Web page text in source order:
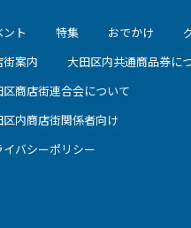
ント 特集 おでかけ
街案内 大田区内共通商品券に
区商店街連合会について
区内商店街関係者向け
イバシーポリシー